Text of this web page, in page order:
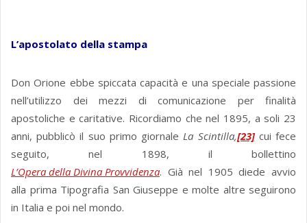
L’apostolato della stampa
Don Orione ebbe spiccata capacità e una speciale passione
nell’utilizzo dei mezzi di comunicazione per finalità
apostoliche e caritative. Ricordiamo che nel 1895, a soli 23
anni, pubblicò il suo primo giornaleLa Scintilla,[23]cui fece
seguito, nel 1898, il bollettino
L’Opera della Divina Provvidenza. Già nel 1905 diede avvio
alla prima Tipografia San Giuseppe e molte altre seguirono
in Italia e poi nel mondo.